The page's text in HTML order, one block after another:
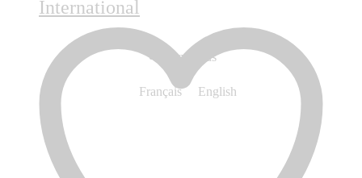
International
Contact us
Français English